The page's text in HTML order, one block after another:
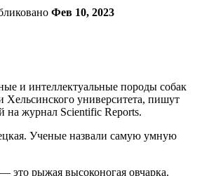
Фев 10, 2023
и интеллектуальные породы собак
Хельсинского университета, пишут
на журнал Scientific Reports.
это рыжая высоконогая овчарка.